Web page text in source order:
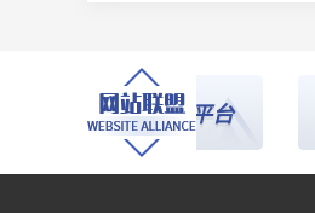
投标公共服务平台